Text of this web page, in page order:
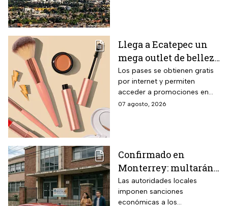
Llega a Ecatepec un
mega outlet de belleza
con entrada gratis y
descuentos de hasta el
80% durante 5 días
consecutivos en
Los pases se obtienen gratis
por internet y permiten
acceder a promociones en
maquillaje, perfumes y
07 agosto, 2026
Confirmado en
Monterrey: multarán
a conductores que
superen este límite de
Las autoridades locales
imponen sanciones
económicas a los